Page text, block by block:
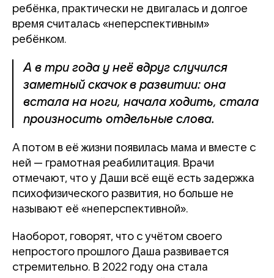
ребёнка, практически не двигалась и долгое
время считалась «неперспективным»
ребёнком.
А в три года у неё вдруг случился
заметный скачок в развитии: она
встала на ноги, начала ходить, стала
произносить отдельные слова.
А потом в её жизни появилась мама и вместе с
ней — грамотная реабилитация. Врачи
отмечают, что у Даши всё ещё есть задержка
психофизического развития, но больше не
называют её «неперспективной».
Наоборот, говорят, что с учётом своего
непростого прошлого Даша развивается
стремительно. В 2022 году она стала